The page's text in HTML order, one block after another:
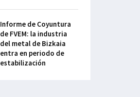
Informe de Coyuntura
de FVEM: la industria
del metal de Bizkaia
entra en periodo de
estabilización